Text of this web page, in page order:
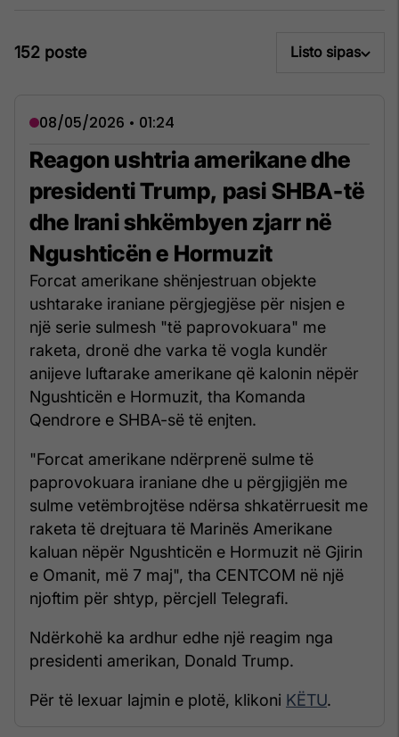
152 poste Listo sipas
08/05/2026 • 01:24
Reagon ushtria amerikane dhe
presidenti Trump, pasi SHBA-të
dhe Irani shkëmbyen zjarr në
Ngushticën e Hormuzit
Forcat amerikane shënjestruan objekte
ushtarake iraniane përgjegjëse për nisjen e
një serie sulmesh "të paprovokuara" me
raketa, dronë dhe varka të vogla kundër
anijeve luftarake amerikane që kalonin nëpër
Ngushticën e Hormuzit, tha Komanda
Qendrore e SHBA-së të enjten.
"Forcat amerikane ndërprenë sulme të
paprovokuara iraniane dhe u përgjigjën me
sulme vetëmbrojtëse ndërsa shkatërruesit me
raketa të drejtuara të Marinës Amerikane
kaluan nëpër Ngushticën e Hormuzit në Gjirin
e Omanit, më 7 maj", tha CENTCOM në një
njoftim për shtyp, përcjell Telegrafi.
Ndërkohë ka ardhur edhe një reagim nga
presidenti amerikan, Donald Trump.
Për të lexuar lajmin e plotë, klikoni KËTU.